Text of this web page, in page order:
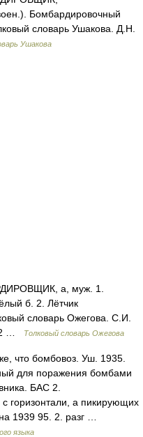
Бомбардировочный
словарь Ушакова. Д.Н.
Ушакова
а, муж. 1.
б. 2. Лётчик
словарь Ожегова. С.И.
…
Толковый словарь Ожегова
что бомбовоз. Уш. 1935.
для поражения бомбами
БАС 2.
горизонтали, а пикирующих
1939 95. 2. разг …
языка